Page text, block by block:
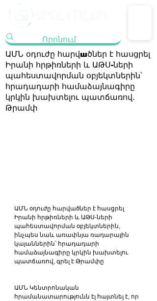
ԱՄՆ օդուժը հարվшծներ է հասցրել
Իրանի հրթիռների և ԱԹՍ-ների
պահեստավորման օբյեկտներին՝
հրադադարի համաձայնագիրը
կրկին խախտելու պատճառով․
Թրամփ
ԱՄՆ օդուժը հարվածներ է հասցրել
Իրանի հրթիռների և ԱԹՍ-ների
պահեստավորման օբյեկտներին,
ինչպես նաև առափնյա ռադարային
կայաններին՝ հրադադարի
համաձայնագիրը կրկին խախտելու
պատճառով, գրել է Թրամփը
ԱՄՆ Կենտրոնական
հրամանատարությունն էլ հայտնել է, որ